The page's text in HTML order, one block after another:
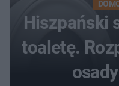
Hiszpański
toaletę.